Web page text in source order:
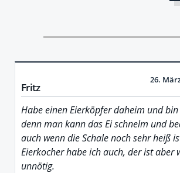
Fritz
26.
Habe einen Eierköpfer daheim und
denn man kann das Ei schnelm und
auch wenn die Schale noch sehr heiß
Eierkocher habe ich auch, der ist aber
unnötig.